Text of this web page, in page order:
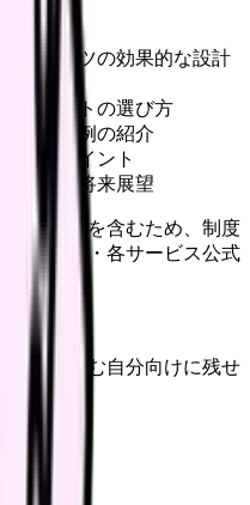
ンテンツの効果的な設計
ポイントの選び方
成功事例の紹介
善のポイント
ンドと将来展望
する内容を含むため、制度
・勤務先・各サービス公式
あとで読む自分向けに残せ
コピー